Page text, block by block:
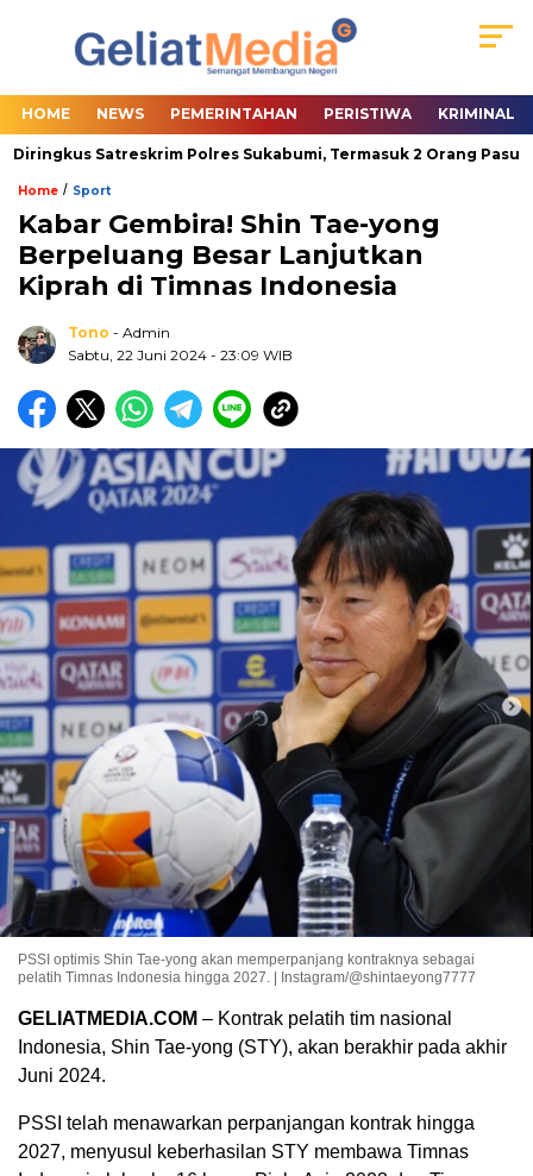
HOME NEWS PEMERINTAHAN PERISTIWA KRIMINAL
Satreskrim Polres Sukabumi, Termasuk 2 Orang Pasutri
Home / Sport
Kabar Gembira! Shin Tae-yong
Berpeluang Besar Lanjutkan
Kiprah di Timnas Indonesia
Tono - Admin
Sabtu, 22 Juni 2024 - 23:09 WIB
PSSI optimis Shin Tae-yong akan memperpanjang kontraknya sebagai
pelatih Timnas Indonesia hingga 2027. | Instagram/@shintaeyong7777
GELIATMEDIA.COM – Kontrak pelatih tim nasional
Indonesia, Shin Tae-yong (STY), akan berakhir pada akhir
Juni 2024.
PSSI telah menawarkan perpanjangan kontrak hingga
2027, menyusul keberhasilan STY membawa Timnas